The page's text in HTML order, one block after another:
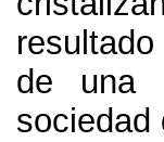
de una
sociedad